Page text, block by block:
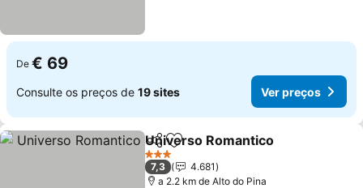
De € 69
Consulte os preços de 19 sites Ver preços
PartilharAdicionar aos favoritos
Universo Romantico
3 Estrelas
7,3
4.681
a 2.2 km de Alto do Pina